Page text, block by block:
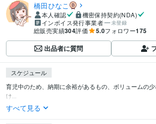
橋田ひなこ
本人確認
機密保持契約(NDA)
インボイス発行事業者
未登録
総販売実績304評価 5.0フォロワー175
出品者に質問
スケジュール
育児中のため、納期に余裕があるもの、ボリュームの
け...
すべて見る